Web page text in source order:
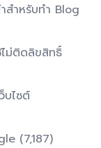
สำหรับทำ Blog
ม่ติดลิขสิทธิ์
บไซต์
(7,187)